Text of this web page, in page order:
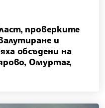
проверките
и
обсъдени на
Омуртаг,